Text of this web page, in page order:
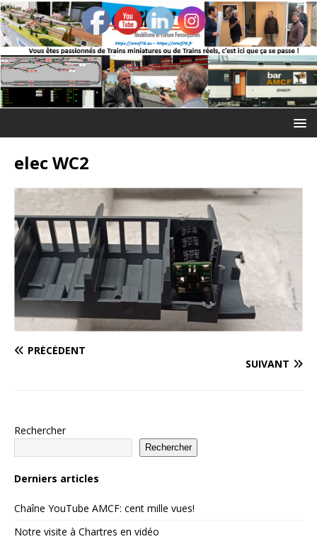
elec WC2
PRÉCÉDENT
SUIVANT
Rechercher
Rechercher
Derniers articles
Chaîne YouTube AMCF: cent mille vues!
Notre visite à Chartres en vidéo